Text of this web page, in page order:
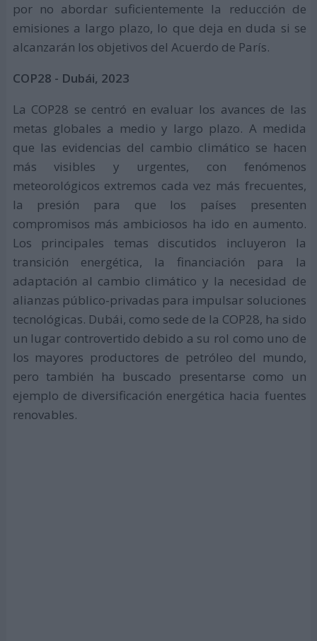
por no abordar suficientemente la reducción de
emisiones a largo plazo, lo que deja en duda si se
alcanzarán los objetivos del Acuerdo de París.
COP28 - Dubái, 2023
La COP28 se centró en evaluar los avances de las
metas globales a medio y largo plazo. A medida
que las evidencias del cambio climático se hacen
más visibles y urgentes, con fenómenos
meteorológicos extremos cada vez más frecuentes,
la presión para que los países presenten
compromisos más ambiciosos ha ido en aumento.
Los principales temas discutidos incluyeron la
transición energética, la financiación para la
adaptación al cambio climático y la necesidad de
alianzas público-privadas para impulsar soluciones
tecnológicas. Dubái, como sede de la COP28, ha sido
un lugar controvertido debido a su rol como uno de
los mayores productores de petróleo del mundo,
pero también ha buscado presentarse como un
ejemplo de diversificación energética hacia fuentes
renovables.